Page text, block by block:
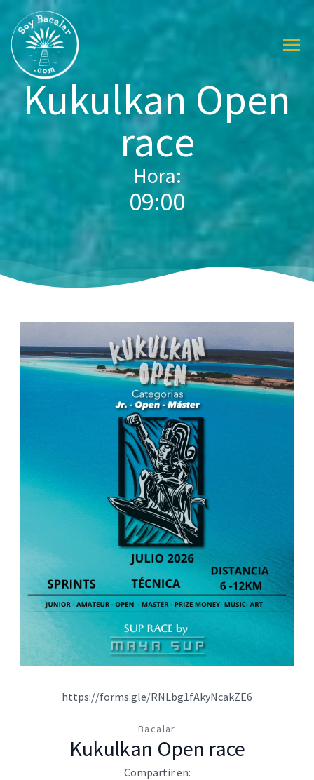
Kukulkan Open
race
Hora:
09:00
https://forms.gle/RNLbg1fAkyNcakZE6
Bacalar
Kukulkan Open race
Compartir en: